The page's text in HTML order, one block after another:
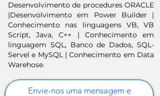
Desenvolvimento de procedures ORACLE
|Desenvolvimento em Power Builder |
Conhecimento nas linguagens VB, VB
Script, Java, C++ | Conhecimento em
linguagem SQL, Banco de Dados, SQL-
Servel e MySQL | Conhecimento em Data
Warehose.
Envie-nos uma mensagem e